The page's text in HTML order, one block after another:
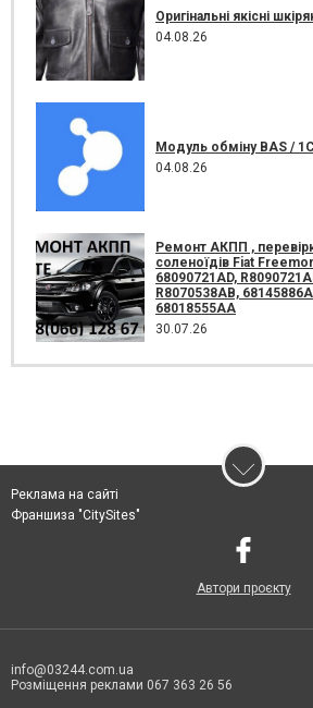
Оригінальні якісні
04.08.26
Модуль обміну BAS /
04.08.26
Ремонт АКПП ,
соленоїдів Fiat
68090721AD,
R8070538AB,
68018555AA
30.07.26
Реклама на сайті
Франшиза "CitySites"
Автори проєкту
info@03244.com.ua
Розміщення реклами 067 363 26 56